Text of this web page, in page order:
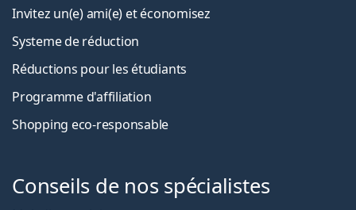
Invitez un(e) ami(e) et économisez
Systeme de réduction
Réductions pour les étudiants
Programme d'affiliation
Shopping eco-responsable
Conseils de nos spécialistes